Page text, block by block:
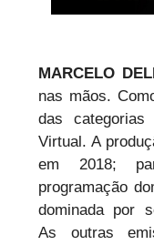
MARCELO
nas mãos.
das
Virtual. A
em 2018;
programação
dominada por
As outras